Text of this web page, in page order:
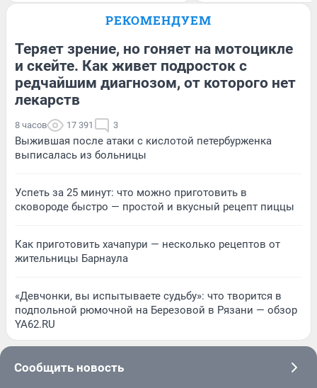
РЕКОМЕНДУЕМ
Теряет зрение, но гоняет на мотоцикле
и скейте. Как живет подросток с
редчайшим диагнозом, от которого нет
лекарств
8 часов 17 391 3
Выжившая после атаки с кислотой петербурженка
выписалась из больницы
Успеть за 25 минут: что можно приготовить в
сковороде быстро — простой и вкусный рецепт пиццы
Как приготовить хачапури — несколько рецептов от
жительницы Барнаула
«Девчонки, вы испытываете судьбу»: что творится в
подпольной рюмочной на Березовой в Рязани — обзор
YA62.RU
Сообщить новость